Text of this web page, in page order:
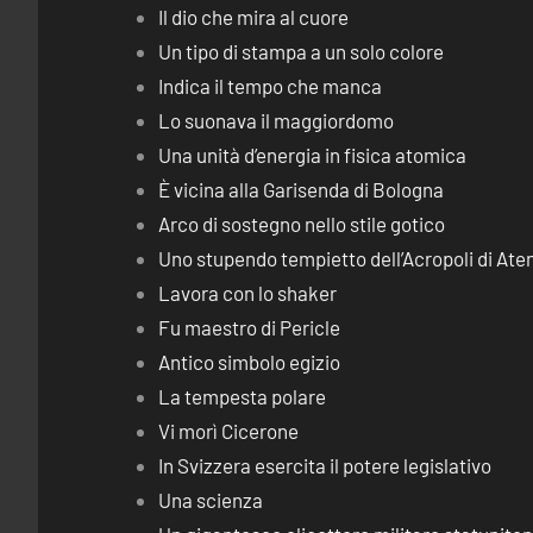
Il dio che mira al cuore
Un tipo di stampa a un solo colore
Indica il tempo che manca
Lo suonava il maggiordomo
Una unità d’energia in fisica atomica
È vicina alla Garisenda di Bologna
Arco di sostegno nello stile gotico
Uno stupendo tempietto dell’Acropoli di
Lavora con lo shaker
Fu maestro di Pericle
Antico simbolo egizio
La tempesta polare
Vi morì Cicerone
In Svizzera esercita il potere legislativo
Una scienza